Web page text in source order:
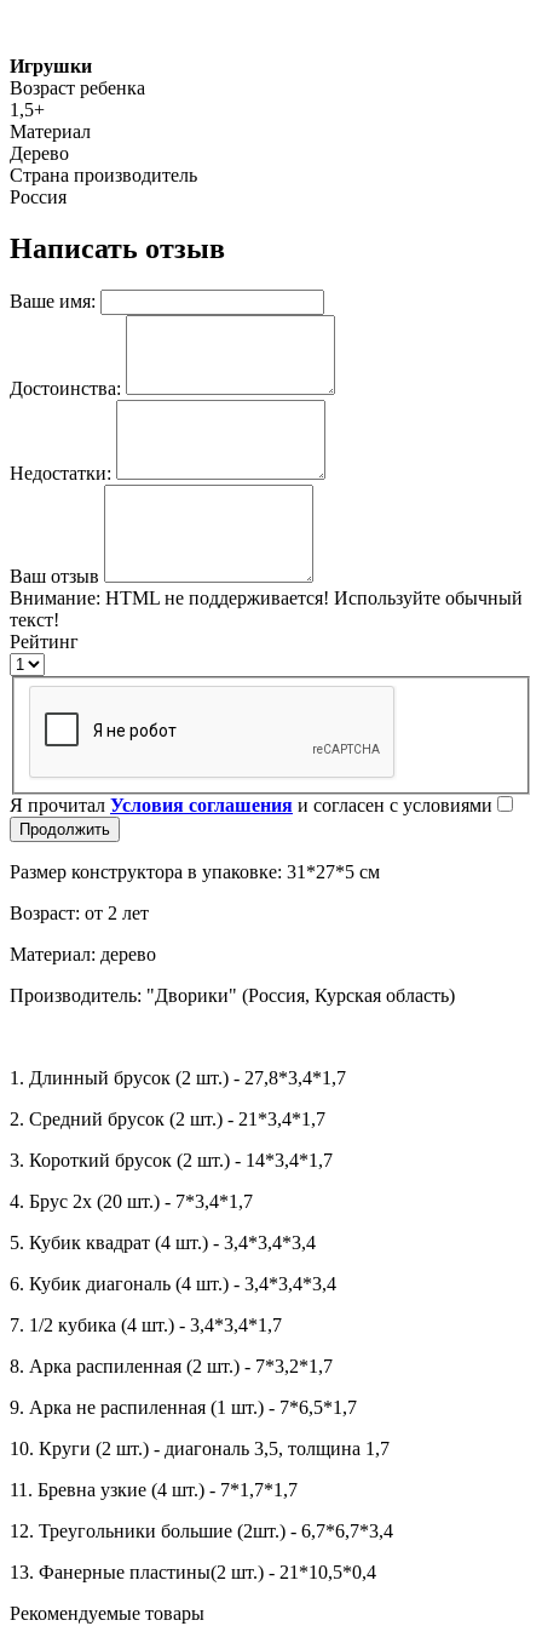
Игрушки
Возраст ребенка
1,5+
Материал
Дерево
Страна производитель
Россия
Написать отзыв
Ваше имя:
Достоинства:
Недостатки:
Ваш отзыв
Внимание: HTML не поддерживается! Используйте обычный
текст!
Рейтинг
Я прочитал Условия соглашения и согласен с условиями
Продолжить
Размер конструктора в упаковке: 31*27*5 см
Возраст: от 2 лет
Материал: дерево
Производитель: "Дворики" (Россия, Курская область)
1. Длинный брусок (2 шт.) - 27,8*3,4*1,7
2. Средний брусок (2 шт.) - 21*3,4*1,7
3. Короткий брусок (2 шт.) - 14*3,4*1,7
4. Брус 2х (20 шт.) - 7*3,4*1,7
5. Кубик квадрат (4 шт.) - 3,4*3,4*3,4
6. Кубик диагональ (4 шт.) - 3,4*3,4*3,4
7. 1/2 кубика (4 шт.) - 3,4*3,4*1,7
8. Арка распиленная (2 шт.) - 7*3,2*1,7
9. Арка не распиленная (1 шт.) - 7*6,5*1,7
10. Круги (2 шт.) - диагональ 3,5, толщина 1,7
11. Бревна узкие (4 шт.) - 7*1,7*1,7
12. Треугольники большие (2шт.) - 6,7*6,7*3,4
13. Фанерные пластины(2 шт.) - 21*10,5*0,4
Рекомендуемые товары